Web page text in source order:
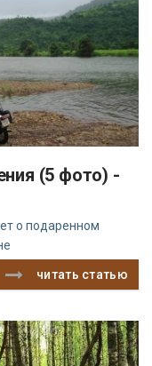
(5 фото) -
о подаренном
читать статью